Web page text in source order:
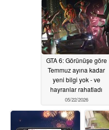
05/23/2026
GTA 6: Görünüşe göre
Temmuz ayına kadar
yeni bilgi yok - ve
hayranlar rahatladı
05/22/2026